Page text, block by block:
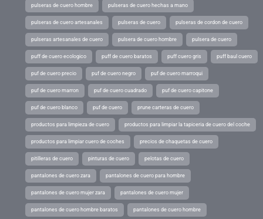
pulseras de cuero hombre pulseras de cuero hechas a mano
pulseras de cuero artesanales pulseras de cuero pulseras de cordon de cuero
pulseras artesanales de cuero pulsera de cuero hombre pulsera de cuero
puff de cuero ecologico puff de cuero baratos puff cuero gris puff baul cuero
puf de cuero precio puf de cuero negro puf de cuero marroqui
puf de cuero marron puf de cuero cuadrado puf de cuero capitone
puf de cuero blanco puf de cuero prune carteras de cuero
productos para limpieza de cuero productos para limpiar la tapiceria de cuero del coche
productos para limpiar cuero de coches precios de chaquetas de cuero
pitilleras de cuero pinturas de cuero pelotas de cuero
pantalones de cuero zara pantalones de cuero para hombre
pantalones de cuero mujer zara pantalones de cuero mujer
pantalones de cuero hombre baratos pantalones de cuero hombre